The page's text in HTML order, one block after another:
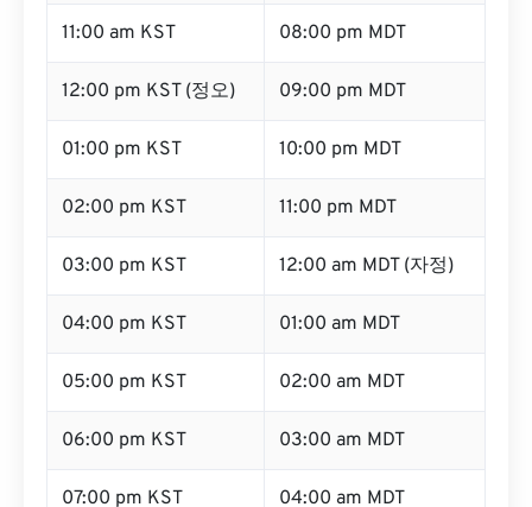
11:00 am KST 08:00 pm MDT
12:00 pm KST (정오) 09:00 pm MDT
01:00 pm KST 10:00 pm MDT
02:00 pm KST 11:00 pm MDT
03:00 pm KST 12:00 am MDT (자정)
04:00 pm KST 01:00 am MDT
05:00 pm KST 02:00 am MDT
06:00 pm KST 03:00 am MDT
07:00 pm KST 04:00 am MDT